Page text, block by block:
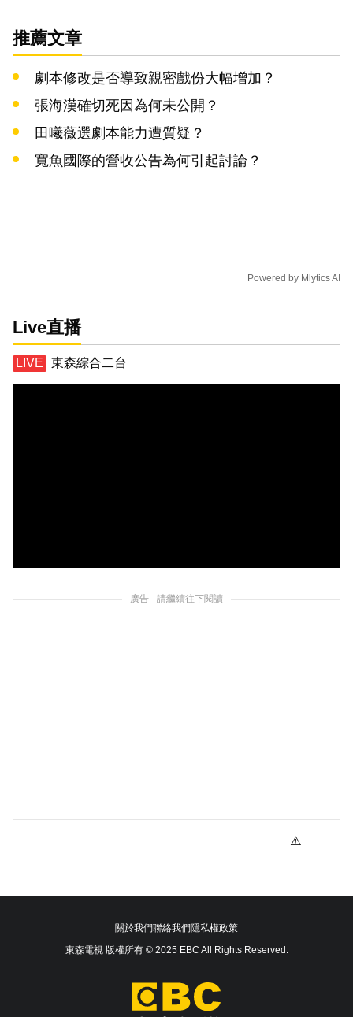
推薦文章
劇本修改是否導致親密戲份大幅增加？
張海漢確切死因為何未公開？
田曦薇選劇本能力遭質疑？
寬魚國際的營收公告為何引起討論？
Powered by Mlytics AI
Live直播
東森綜合二台
廣告 - 請繼續往下閱讀
關於我們聯絡我們隱私權政策
東森電視 版權所有 © 2025 EBC All Rights Reserved.